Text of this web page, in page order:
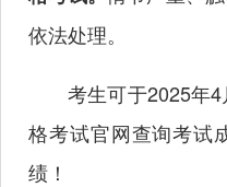
依法处理。
考生可于2025年4
格考试官网查询考试
绩！